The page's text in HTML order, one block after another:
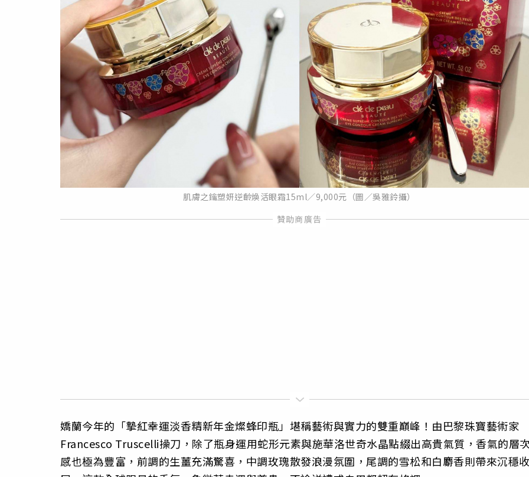
肌膚之鑰塑妍逆齡煥活眼霜15ml／9,000元（圖／吳雅鈴攝）
嬌蘭今年的「摯紅幸運淡香精新年金燦蜂印瓶」堪稱藝術與實力的雙重巔峰！由巴黎珠寶藝術家
Francesco Truscelli操刀，除了瓶身運用蛇形元素與施華洛世奇水晶點綴出高貴氣質，香氣的層
感也極為豐富，前調的生薑充滿驚喜，中調玫瑰散發浪漫氛圍，尾調的雪松和白麝香則帶來沉穩